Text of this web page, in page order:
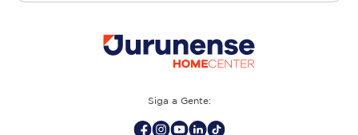
cozinha, quarto, sala de estar.
Siga a Gente: